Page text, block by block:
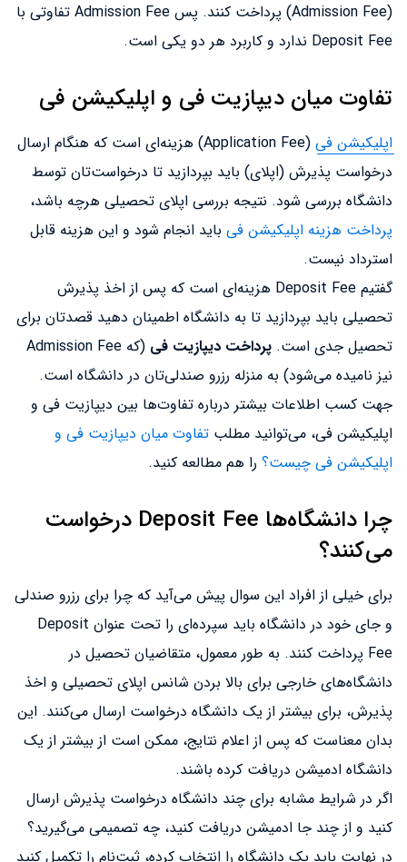
(Admission Fee) پرداخت کنند. پس Admission Fee تفاوتی با
Deposit Fee ندارد و کاربرد هر دو یکی است.
تفاوت میان دیپازیت فی و اپلیکیشن فی
اپلیکیشن فی
(Application Fee) هزینه‌ای است که هنگام ارسال
درخواست پذیرش (اپلای) باید بپردازید تا درخواست‌تان توسط
دانشگاه بررسی شود. نتیجه بررسی اپلای تحصیلی هرچه باشد،
پرداخت هزینه اپلیکیشن فی باید انجام شود و این هزینه قابل
استرداد نیست.
گفتیم Deposit Fee هزینه‌ای است که پس از اخذ پذیرش
تحصیلی باید بپردازید تا به دانشگاه اطمینان دهید قصدتان برای
تحصیل جدی است. پرداخت دیپازیت فی
(که Admission Fee
نیز نامیده می‌شود) به منزله رزرو صندلی‌تان در دانشگاه است.
جهت کسب اطلاعات بیشتر درباره تفاوت‌ها بین دیپازیت فی و
اپلیکیشن فی، می‌توانید مطلب تفاوت میان دیپازیت فی و
اپلیکیشن فی چیست؟ را هم مطالعه کنید.
چرا دانشگاه‌ها Deposit Fee درخواست
می‌کنند؟
برای خیلی از افراد این سوال پیش می‌آید که چرا برای رزرو صندلی
و جای خود در دانشگاه باید سپرده‌ای را تحت عنوان Deposit
Fee پرداخت کنند. به طور معمول، متقاضیان تحصیل در
دانشگاه‌های خارجی برای بالا بردن شانس اپلای تحصیلی و اخذ
پذیرش، برای بیشتر از یک دانشگاه درخواست ارسال می‌کنند. این
بدان معناست که پس از اعلام نتایج، ممکن است از بیشتر از یک
دانشگاه ادمیشن دریافت کرده باشند.
اگر در شرایط مشابه برای چند دانشگاه درخواست پذیرش ارسال
کنید و از چند جا ادمیشن دریافت کنید، چه تصمیمی می‌گیرید؟
در نهایت باید یک دانشگاه را انتخاب کرده، ثبت‌نام‌ را تکمیل کنید